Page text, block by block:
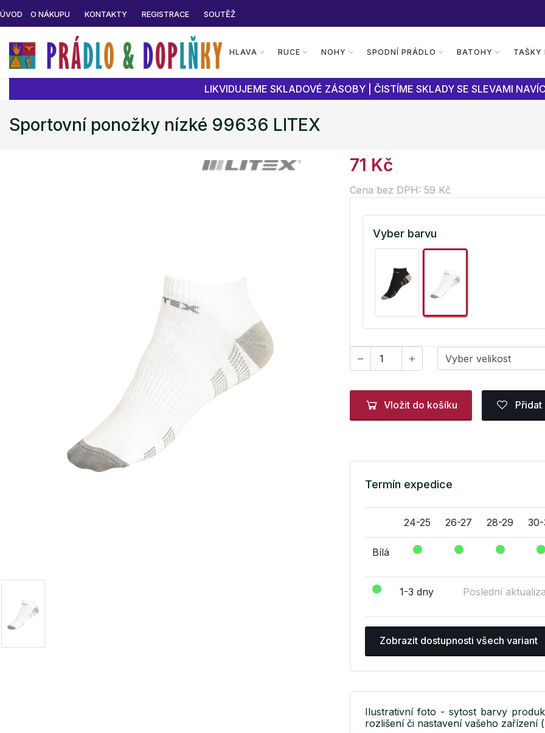
ÚVOD O NÁKUPU KONTAKTY REGISTRACE SOUTĚŽ
HLAVA RUCE NOHY SPODNÍ PRÁDLO BATOHY TAŠKY
LIKVIDUJEME SKLADOVÉ ZÁSOBY | ČISTÍME SKLADY SE SLEVAMI
Sportovní ponožky nízké 99636 LITEX
71 Kč
Cena bez DPH: 59 Kč
Vyber barvu
Vložit do košíku
Termín expedice
24-25 26-27 28-29 30-
Bílá
1-3 dny Poslední
Zobrazit dostupnosti všech variant
Ilustrativní foto - sytost barvy
rozlišení či nastavení vašeho